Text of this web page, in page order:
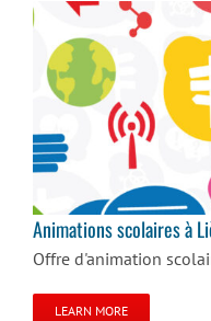
Animations scolaires à
Offre d'animation
LEARN MORE